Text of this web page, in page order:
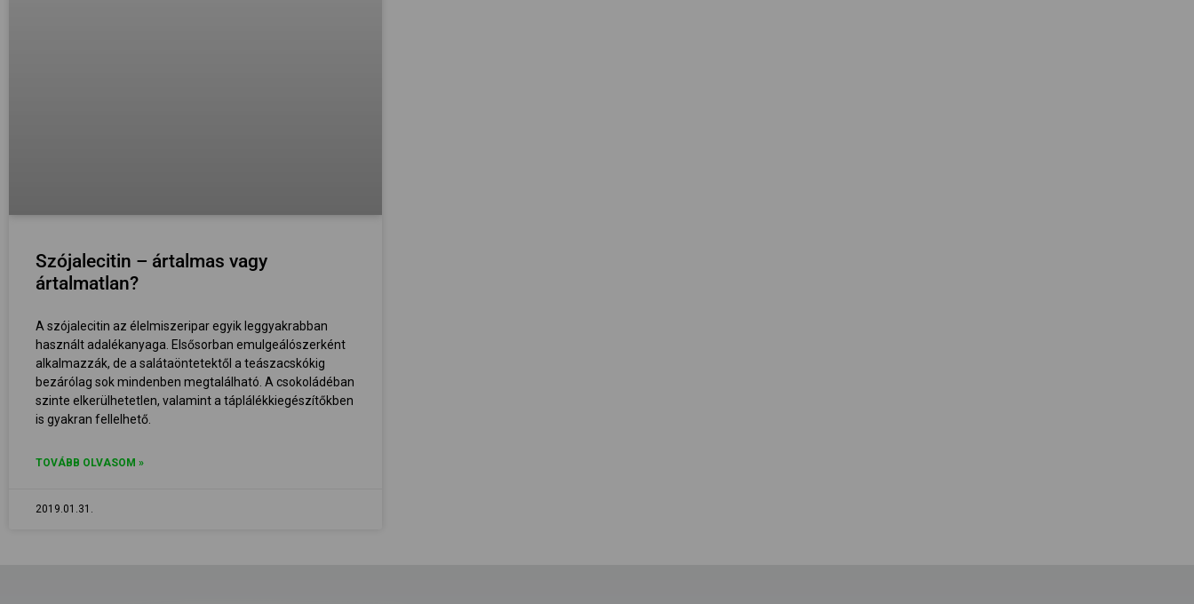
Szójalecitin – ártalmas vagy
ártalmatlan?
A szójalecitin az élelmiszeripar egyik leggyakrabban
használt adalékanyaga. Elsősorban emulgeálószerként
alkalmazzák, de a salátaöntetektől a teászacskókig
bezárólag sok mindenben megtalálható. A csokoládéban
szinte elkerülhetetlen, valamint a táplálékkiegészítőkben
is gyakran fellelhető.
TOVÁBB OLVASOM »
2019.01.31.